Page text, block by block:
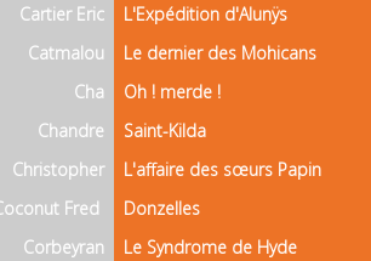
Cartier Eric
L'Expédition d'Alunÿs
Catmalou
Le dernier des Mohicans
Cha
Oh ! merde !
Chandre
Saint-Kilda
Christopher
L'affaire des sœurs Papin
Fred
Donzelles
Corbeyran
Le Syndrome de Hyde